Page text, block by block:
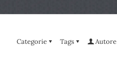
Categorie Tags Autore